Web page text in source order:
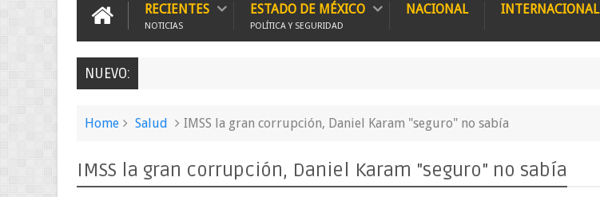
RECIENTES
NOTICIAS
ESTADO DE MÉXICO
POLÍTICA Y SEGURIDAD
NACIONAL INTERNACIONAL
NUEVO:
Home Salud IMSS la gran corrupción, Daniel Karam "seguro" no sabía
IMSS la gran corrupción, Daniel Karam "seguro" no sabía